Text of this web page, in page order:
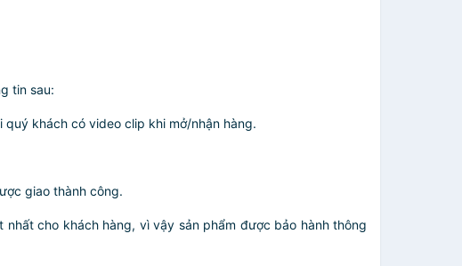
tin sau:
khách có video clip khi mở/nhận hàng.
giao thành công.
cho khách hàng, vì vậy sản phẩm được bảo hành thông